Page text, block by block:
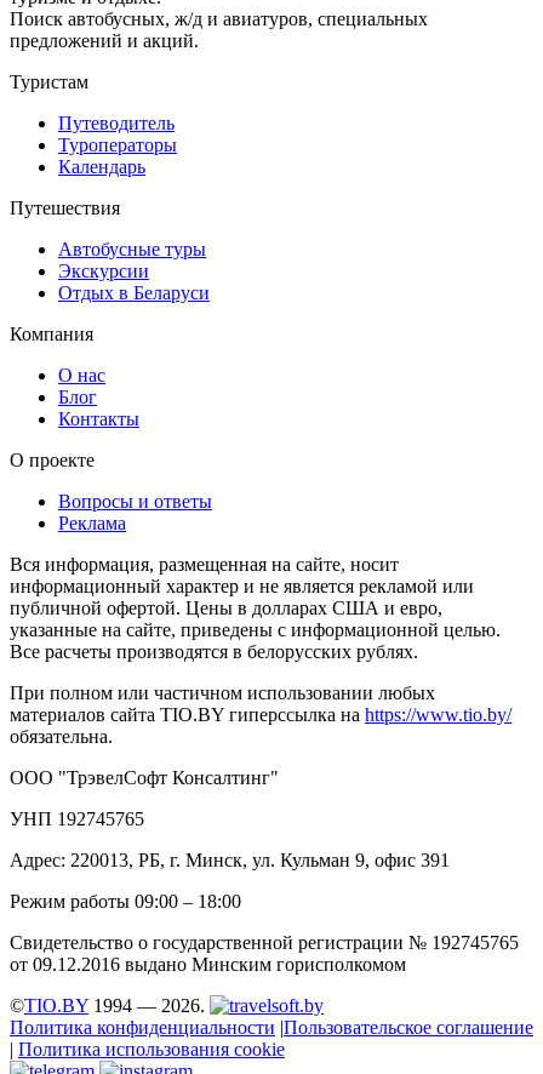
Поиск автобусных, ж/д и авиатуров, специальных
предложений и акций.
Туристам
Путеводитель
Туроператоры
Календарь
Путешествия
Автобусные туры
Экскурсии
Отдых в Беларуси
Компания
О нас
Блог
Контакты
О проекте
Вопросы и ответы
Реклама
Вся информация, размещенная на сайте, носит
информационный характер и не является рекламой или
публичной офертой. Цены в долларах США и евро,
указанные на сайте, приведены с информационной целью.
Все расчеты производятся в белорусских рублях.
При полном или частичном использовании любых
материалов сайта TIO.BY гиперссылка на https://www.tio.by/
обязательна.
ООО "ТрэвелСофт Консалтинг"
УНП 192745765
Адрес: 220013, РБ, г. Минск, ул. Кульман 9, офис 391
Режим работы 09:00 – 18:00
Свидетельство о государственной регистрации № 192745765
от 09.12.2016 выдано Минским горисполкомом
©TIO.BY 1994 — 2026.
Политика конфиденциальности |Пользовательское соглашение
| Политика использования cookie